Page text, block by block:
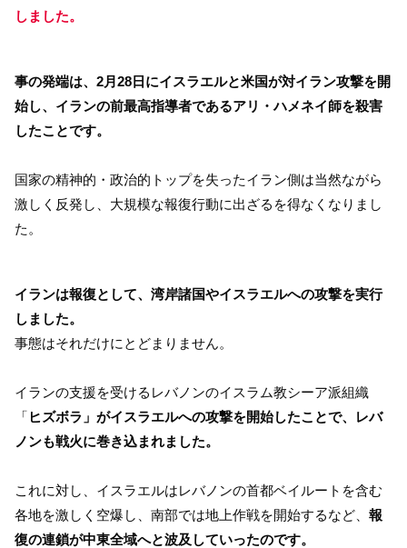
しました。
事の発端は、2月28日にイスラエルと米国が対イラン攻撃を開
始し、イランの前最高指導者であるアリ・ハメネイ師を殺害
したことです。
国家の精神的・政治的トップを失ったイラン側は当然ながら
激しく反発し、大規模な報復行動に出ざるを得なくなりまし
た。
イランは報復として、湾岸諸国やイスラエルへの攻撃を実行
しました。
事態はそれだけにとどまりません。
イランの支援を受けるレバノンのイスラム教シーア派組織
「 ヒズボラ」がイスラエルへの攻撃を開始したことで、レバ
ノンも戦火に巻き込まれました。
これに対し、イスラエルはレバノンの首都ベイルートを含む
各地を激しく空爆し、南部では地上作戦を開始するなど、 報
復の連鎖が中東全域へと波及していったのです。